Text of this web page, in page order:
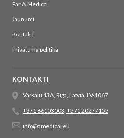
Par A.Medical
Jaunumi
Kontakti
Privātuma politika
KONTAKTI
Varkalu 13A, Riga, Latvia, LV-1067
+371 66103003, +371 20277153
info@amedical.eu